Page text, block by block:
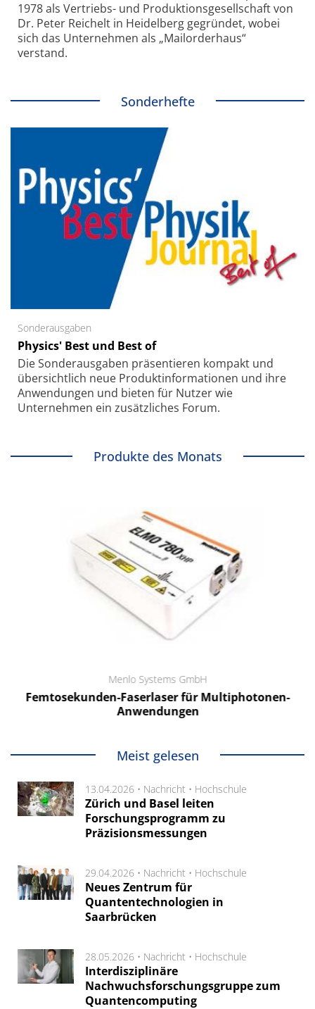
1978 als Vertriebs- und Produktionsgesellschaft von
Dr. Peter Reichelt in Heidelberg gegründet, wobei
sich das Unternehmen als „Mailorderhaus“
verstand.
Sonderhefte
Sonderausgaben
Physics' Best und Best of
Die Sonder­ausgaben präsentieren kompakt und
übersichtlich neue Produkt­informationen und ihre
Anwendungen und bieten für Nutzer wie
Unternehmen ein zusätzliches Forum.
Produkte des Monats
Menlo Systems GmbH
Femtosekunden-Faserlaser für Multiphotonen-
Anwendungen
Meist gelesen
13.04.2026 • Nachricht • Hochschule
Zürich und Basel leiten
Forschungsprogramm zu
Präzisionsmessungen
29.04.2026 • Nachricht • Hochschule
Neues Zentrum für
Quantentechnologien in
Saarbrücken
28.05.2026 • Nachricht • Hochschule
Interdisziplinäre
Nachwuchsforschungsgruppe zum
Quantencomputing